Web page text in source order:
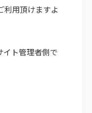
利用頂けますよ
イト管理者側で